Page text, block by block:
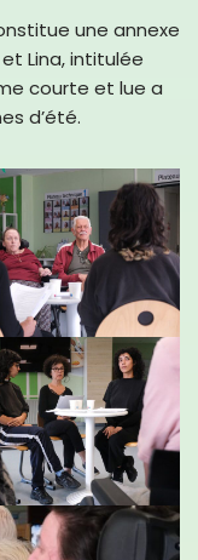
une annexe
Lina, intitulée
courte et lue a
d’été.